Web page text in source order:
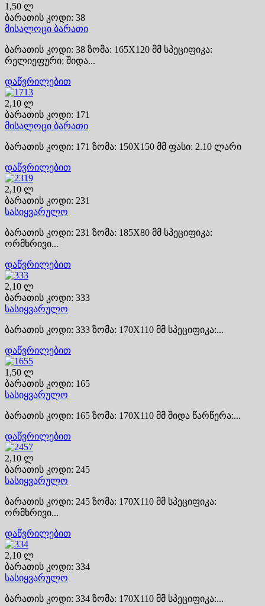
1,50 ლ
ბარათის კოდი: 38
მისალოცი ბარათი
ბარათის კოდი: 38 ზომა: 165X120 მმ სპეციფიკა:
რელიეფური; შიდა...
დაწვრილებით
2,10 ლ
ბარათის კოდი: 171
მისალოცი ბარათი
ბარათის კოდი: 171 ზომა: 150X150 მმ ფასი: 2.10 ლარი
დაწვრილებით
2,10 ლ
ბარათის კოდი: 231
სასიყვარულო
ბარათის კოდი: 231 ზომა: 185X80 მმ სპეციფიკა:
ორმხრივი...
დაწვრილებით
2,10 ლ
ბარათის კოდი: 333
სასიყვარულო
ბარათის კოდი: 333 ზომა: 170X110 მმ სპეციფიკა:...
დაწვრილებით
1,50 ლ
ბარათის კოდი: 165
სასიყვარულო
ბარათის კოდი: 165 ზომა: 170X110 მმ შიდა წარწერა:...
დაწვრილებით
2,10 ლ
ბარათის კოდი: 245
სასიყვარულო
ბარათის კოდი: 245 ზომა: 170X110 მმ სპეციფიკა:
ორმხრივი...
დაწვრილებით
2,10 ლ
ბარათის კოდი: 334
სასიყვარულო
ბარათის კოდი: 334 ზომა: 170X110 მმ სპეციფიკა:...